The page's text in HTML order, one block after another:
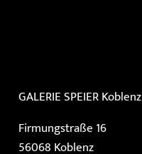
GALERIE SPEIERKoblenz
Firmungstraße 16
56068 Koblenz